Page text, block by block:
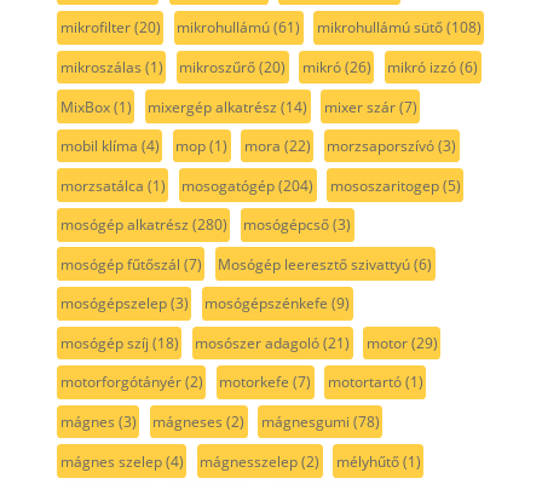
mikrofilter(20) mikrohullámú(61) mikrohullámú sütő(108)
mikroszálas (1) mikroszűrő(20) mikró(26) mikró izzó(6)
MixBox(1) mixergép alkatrész (14) mixer szár(7)
mobil klíma (4) mop(1) mora (22) morzsaporszívó(3)
morzsatálca (1) mosogatógép(204) mososzaritogep(5)
mosógép alkatrész (280) mosógépcső(3)
mosógép fűtőszál (7) Mosógép leeresztő szivattyú(6)
mosógépszelep(3) mosógépszénkefe (9)
mosógép szíj (18) mosószer adagoló(21) motor(29)
motorforgótányér(2) motorkefe (7) motortartó(1)
mágnes (3) mágneses (2) mágnesgumi (78)
mágnes szelep(4) mágnesszelep(2) mélyhűtő(1)